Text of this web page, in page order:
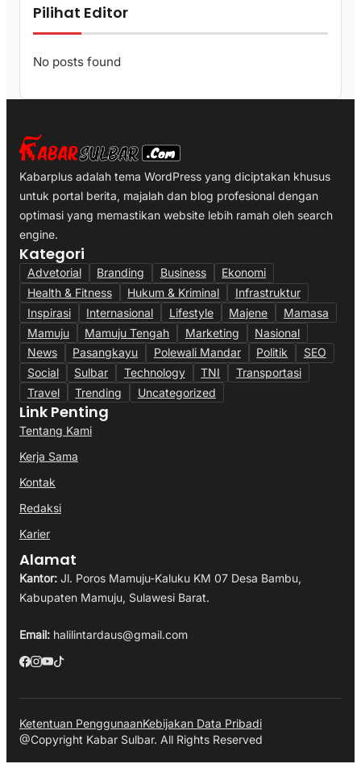
Pilihat Editor
No posts found
Kabarplus adalah tema WordPress yang diciptakan khusus
untuk portal berita, majalah dan blog profesional dengan
optimasi yang memastikan website lebih ramah oleh search
engine.
Kategori
Advetorial Branding Business
Ekonomi
Health & Fitness
Hukum & Kriminal
Infrastruktur
Inspirasi
Internasional Lifestyle Majene
Mamasa
Mamuju
Mamuju Tengah Marketing
Nasional
News
Pasangkayu Polewali Mandar Politik
SEO
Social
Sulbar Technology TNI
Transportasi
Travel
Trending Uncategorized
Link Penting
Tentang Kami
Kerja Sama
Kontak
Redaksi
Karier
Alamat
Kantor: Jl. Poros Mamuju-Kaluku KM 07 Desa Bambu,
Kabupaten Mamuju, Sulawesi Barat.
Email: halilintardaus@gmail.com
Ketentuan PenggunaanKebijakan Data Pribadi
@Copyright Kabar Sulbar. All Rights Reserved